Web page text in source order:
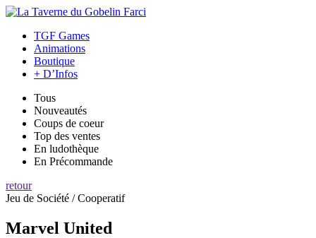
TGF Games
Animations
Boutique
+ D’Infos
Tous
Nouveautés
Coups de coeur
Top des ventes
En ludothèque
En Précommande
retour
Jeu de Société / Cooperatif
Marvel United